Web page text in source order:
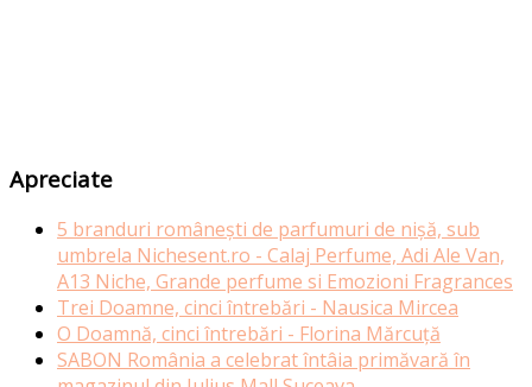
Apreciate
5 branduri românești de parfumuri de nișă, sub
umbrela Nichesent.ro - Calaj Perfume, Adi Ale Van,
A13 Niche, Grande perfume si Emozioni Fragrances
Trei Doamne, cinci întrebări - Nausica Mircea
O Doamnă, cinci întrebări - Florina Mărcuță
SABON România a celebrat întâia primăvară în